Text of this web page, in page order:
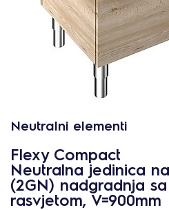
Neutralni elementi
Flexy Compact
Neutralna jedinica
(2GN) nadgradnja sa
rasvjetom, V=900mm